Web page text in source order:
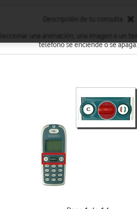
teléfono se enciende o se apaga.